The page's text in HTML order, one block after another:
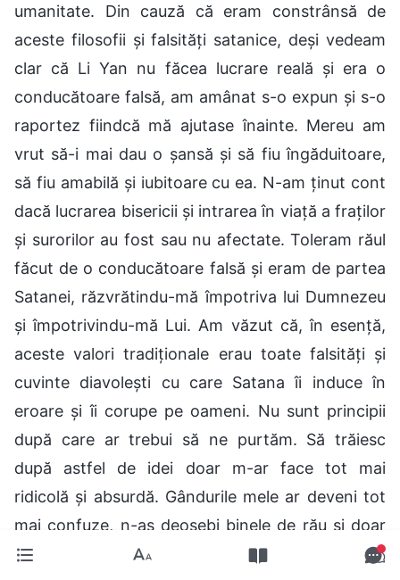
umanitate. Din cauză că eram constrânsă de
aceste filosofii și falsități satanice, deși vedeam
clar că Li Yan nu făcea lucrare reală și era o
conducătoare falsă, am amânat s-o expun și s-o
raportez fiindcă mă ajutase înainte. Mereu am
vrut să-i mai dau o șansă și să fiu îngăduitoare,
să fiu amabilă și iubitoare cu ea. N-am ținut cont
dacă lucrarea bisericii și intrarea în viață a fraților
și surorilor au fost sau nu afectate. Toleram răul
făcut de o conducătoare falsă și eram de partea
Satanei, răzvrătindu-mă împotriva lui Dumnezeu
și împotrivindu-mă Lui. Am văzut că, în esență,
aceste valori tradiționale erau toate falsități și
cuvinte diavolești cu care Satana îi induce în
eroare și îi corupe pe oameni. Nu sunt principii
după care ar trebui să ne purtăm. Să trăiesc
după astfel de idei doar m-ar face tot mai
ridicolă și absurdă. Gândurile mele ar deveni tot
mai confuze, n-aș deosebi binele de rău și doar
aș încălca adevărul și m-aș împotrivi lui